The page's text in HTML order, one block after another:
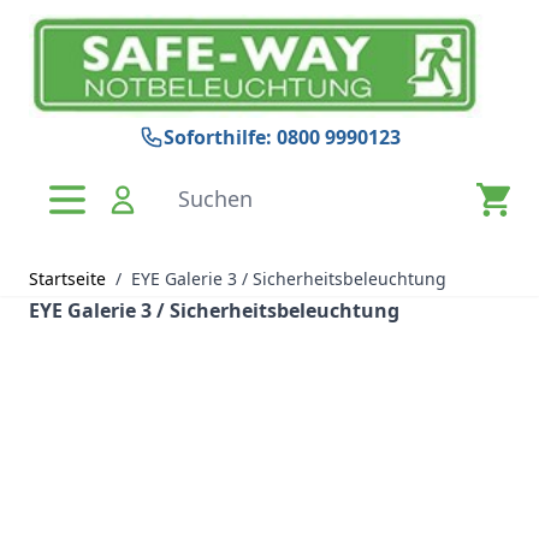
Zum Inhalt springen
Soforthilfe: 0800 9990123
Suchen
Startseite / EYE Galerie 3 / Sicherheitsbeleuchtung
EYE Galerie 3 / Sicherheitsbeleuchtung